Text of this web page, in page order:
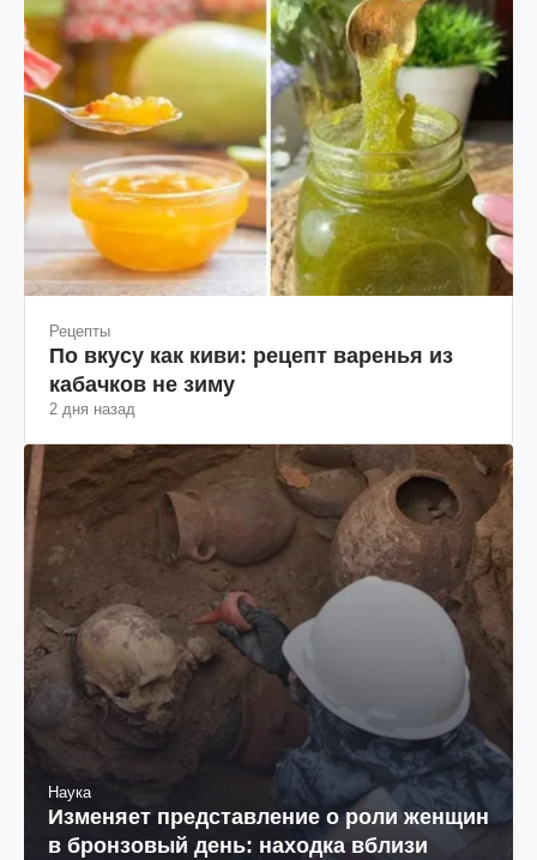
Рецепты
По вкусу как киви: рецепт варенья из
кабачков не зиму
2 дня назад
Наука
Изменяет представление о роли женщин
в бронзовый день: находка вблизи